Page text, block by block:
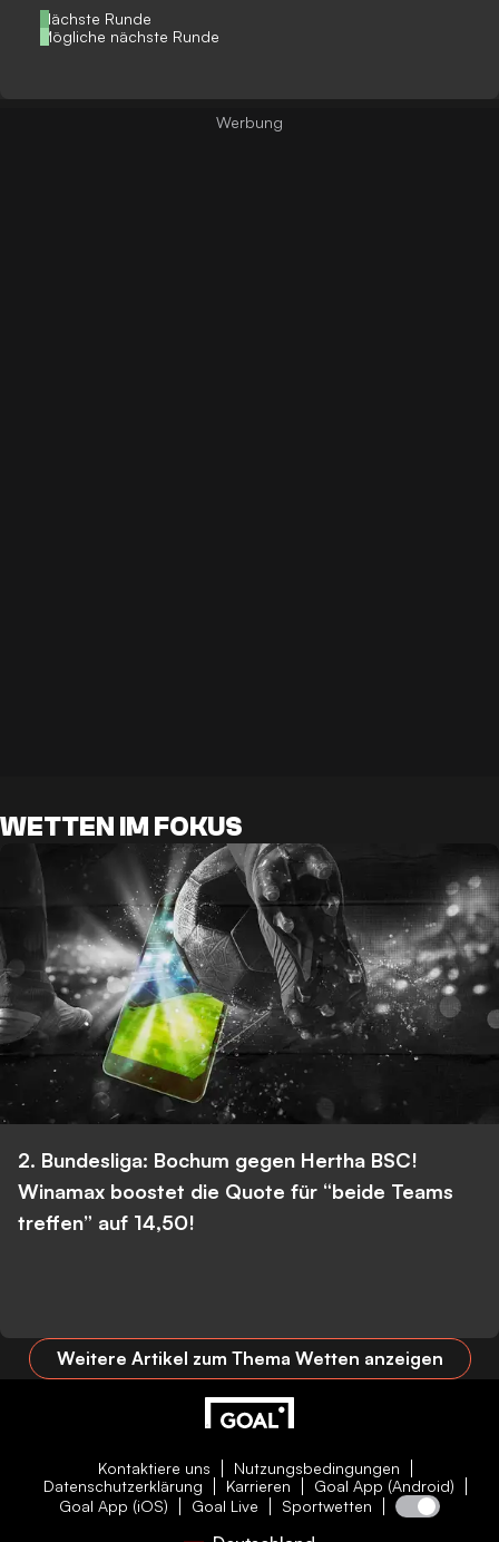
Nächste Runde
Mögliche nächste Runde
WETTEN IM FOKUS
2. Bundesliga: Bochum gegen Hertha BSC!
Winamax boostet die Quote für “beide Teams
treffen” auf 14,50!
Weitere Artikel zum Thema Wetten anzeigen
Kontaktiere uns
Nutzungsbedingungen
Datenschutzerklärung
Karrieren
Goal App (Android)
Goal App (iOS)
Goal Live Sportwetten